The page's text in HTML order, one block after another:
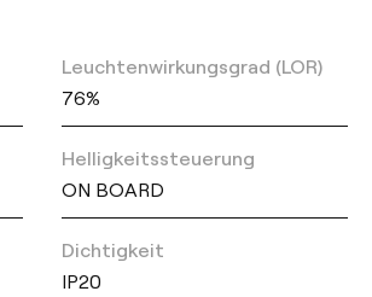
Leuchtenwirkungsgrad (LOR)
76%
Helligkeitssteuerung
ON BOARD
Dichtigkeit
IP20